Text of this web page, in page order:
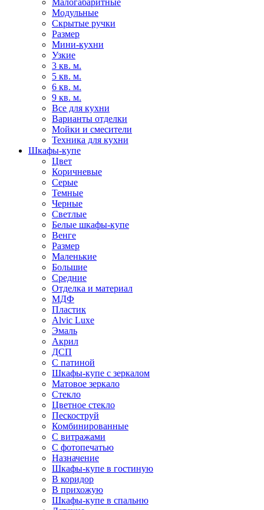
Малогабаритные
Модульные
Скрытые ручки
Размер
Мини-кухни
Узкие
3 кв. м.
5 кв. м.
6 кв. м.
9 кв. м.
Все для кухни
Варианты отделки
Мойки и смесители
Техника для кухни
Шкафы-купе
Цвет
Коричневые
Серые
Темные
Черные
Светлые
Белые шкафы-купе
Венге
Размер
Маленькие
Большие
Средние
Отделка и материал
МДФ
Пластик
Alvic Luxe
Эмаль
Акрил
ДСП
С патиной
Шкафы-купе с зеркалом
Матовое зеркало
Стекло
Цветное стекло
Пескоструй
Комбинированные
С витражами
С фотопечатью
Назначение
Шкафы-купе в гостиную
В коридор
В прихожую
Шкафы-купе в спальню